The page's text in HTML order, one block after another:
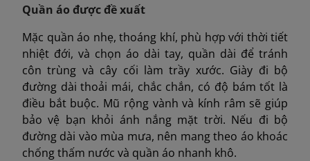
Quần áo được đề xuất
Mặc quần áo nhẹ, thoáng khí, phù hợp với thời tiết
nhiệt đới, và chọn áo dài tay, quần dài để tránh
côn trùng và cây cối làm trầy xước. Giày đi bộ
đường dài thoải mái, chắc chắn, có độ bám tốt là
điều bắt buộc. Mũ rộng vành và kính râm sẽ giúp
bảo vệ bạn khỏi ánh nắng mặt trời. Nếu đi bộ
đường dài vào mùa mưa, nên mang theo áo khoác
chống thấm nước và quần áo nhanh khô.